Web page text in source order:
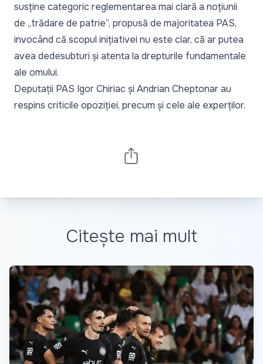
susține categoric reglementarea mai clară a noțiunii
de „trădare de patrie”, propusă de majoritatea PAS,
invocând că scopul inițiativei nu este clar, că ar putea
avea dedesubturi și atenta la drepturile fundamentale
ale omului.
Deputații PAS Igor Chiriac și Andrian Cheptonar au
respins criticile opoziției, precum și cele ale experților.
Citește mai mult